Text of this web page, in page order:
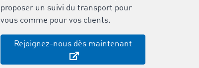
proposer un suivi du transport pour
vous comme pour vos clients.
Rejoignez-nous dès maintenant